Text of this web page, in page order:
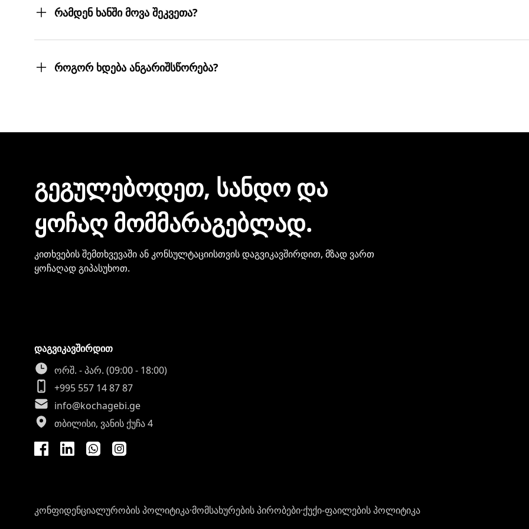
სასურველ მისამართებზე მოგიტანთ. მიტანის სერვისი უფასოა.
რამდენ ხანში მოვა შეკვეთა?
თუმცა, ჩვენ ისეთი ყოჩაღები ვართ, 3 სამუშაო დღეც არ დაგვჭირდება.
როგორ ხდება ანგარიშსწორება?
ᲒᲔᲒᲣᲚᲔᲑᲝᲓᲔᲗ, ᲡᲐᲜᲓᲝ ᲓᲐ
ᲧᲝᲩᲐᲦ ᲛᲝᲛᲛᲐᲠᲐᲒᲔᲑᲚᲐᲓ.
კითხვების შემთხვევაში ან კონსულტაციისთვის დაგვიკავშირდით, მზად ვართ
ყოჩაღად გიპასუხოთ.
დაგვიკავშირდით
ორშ. - პარ. (09:00 - 18:00)
+995 557 14 87 87
info@kochagebi.ge
თბილისი, ვანის ქუჩა 4
კონფიდენციალურობის პოლიტიკა·მომსახურების პირობები·ქუქი-ფაილების პოლიტიკა